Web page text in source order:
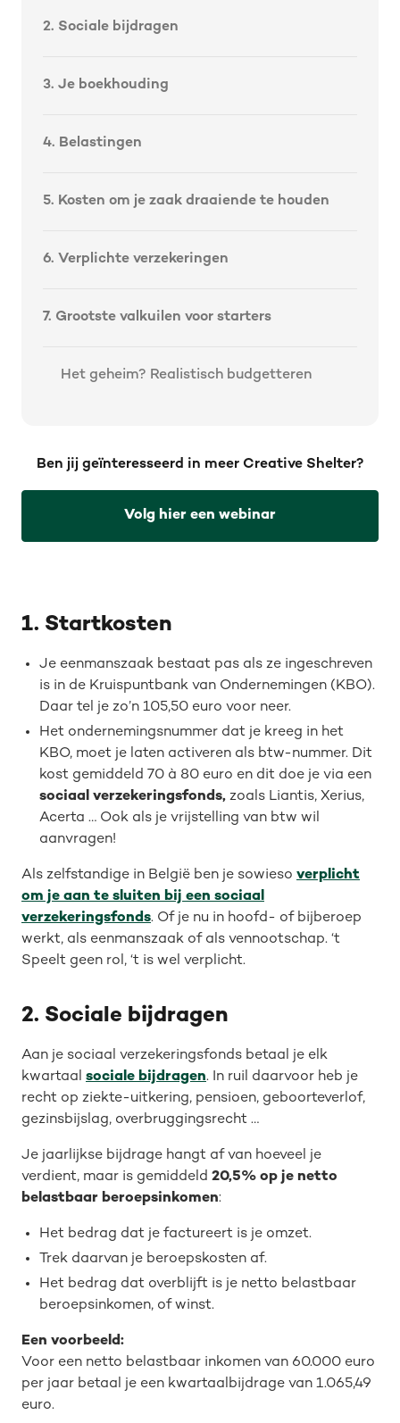
1. Start­kosten
Je eenmanszaak bestaat pas als ze ingeschreven
is in de Kruispuntbank van Ondernemingen (KBO).
Daar tel je zo’n 105,50 euro voor neer.
Het ondernemingsnummer dat je kreeg in het
KBO, moet je laten activeren als btw-nummer. Dit
kost gemiddeld 70 à 80 euro en dit doe je via een
sociaal verzekeringsfonds, zoals Liantis, Xerius,
Acerta … Ook als je vrijstelling van btw wil
aanvragen!
Als zelfstandige in België ben je sowieso verplicht
om je aan te sluiten bij een sociaal
verzekeringsfonds. Of je nu in hoofd- of bijberoep
werkt, als eenmanszaak of als vennootschap. ‘t
Speelt geen rol, ‘t is wel verplicht.
2. Sociale bijdragen
Aan je sociaal verzekeringsfonds betaal je elk
kwartaal sociale bijdragen. In ruil daarvoor heb je
recht op ziekte-uitkering, pensioen, geboorteverlof,
gezinsbijslag, overbruggingsrecht …
Je jaarlijkse bijdrage hangt af van hoeveel je
verdient, maar is gemiddeld 20,5% op je netto
belastbaar beroepsinkomen:
Het bedrag dat je factureert is je omzet.
Trek daarvan je beroepskosten af.
Het bedrag dat overblijft is je netto belastbaar
beroepsinkomen, of winst.
Een voorbeeld:
Voor een netto belastbaar inkomen van 60.000 euro
per jaar betaal je een kwartaalbijdrage van 1.065,49
euro.
2. Sociale bijdragen
3. Je boekhouding
4. Belastingen
5. Kosten om je zaak draaiende te houden
6. Verplichte verzekeringen
7. Grootste valkuilen voor starters
Het geheim? Realistisch budgetteren
Ben jij geïnteresseerd in meer Creative Shelter?
Volg hier een webinar